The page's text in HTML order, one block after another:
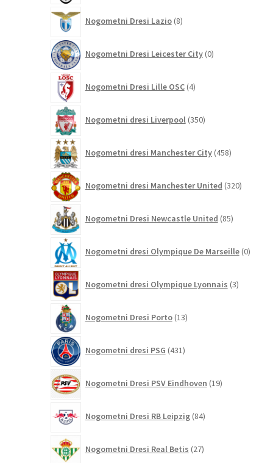
Nogometni Dresi Lazio 8izdelkov
Nogometni Dresi Leicester City 0izdelkov
Nogometni Dresi Lille OSC 4izdelki
Nogometni dresi Liverpool 350izdelkov
Nogometni dresi Manchester City 458izdelkov
Nogometni dresi Manchester United 320izdelkov
Nogometni Dresi Newcastle United 85izdelkov
Nogometni dresi Olympique De Marseille 0
Nogometni dresi Olympique Lyonnais 3izdelki
Nogometni Dresi Porto 13izdelkov
Nogometni dresi PSG 431izdelkov
Nogometni Dresi PSV Eindhoven 19izdelkov
Nogometni Dresi RB Leipzig 84izdelkov
Nogometni Dresi Real Betis 27izdelkov